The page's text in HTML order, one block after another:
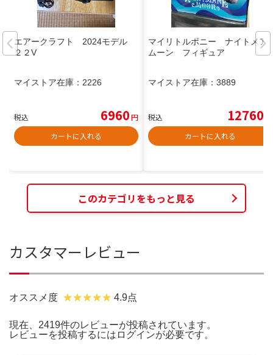
エアークラフト 2024モデル
２２V
マイストア在庫： 2226
税込 6960円
カートに入れる
マイリトルポニー ナイトメア
ムーン フィギュア
マイストア在庫： 3889
税込 12760
カートに入れる
このカテゴリをもっと見る
カスタマーレビュー
オススメ度 4.9点
現在、2419件のレビューが投稿されています。
レビューを投稿するには ログインが必要です。